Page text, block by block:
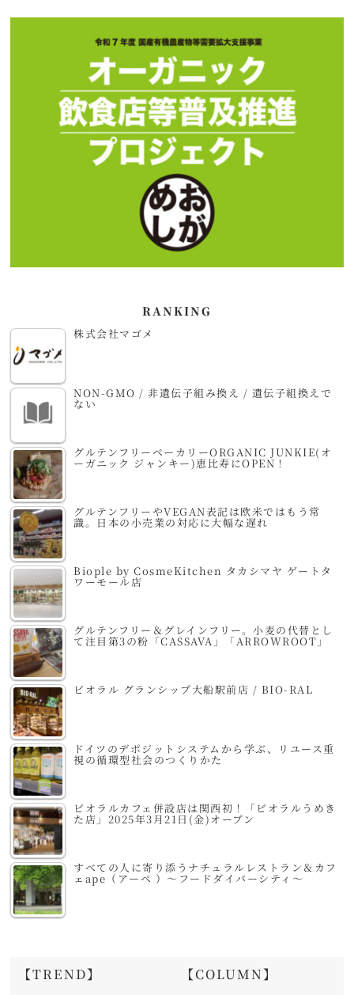
RANKING
株式会社マゴメ
NON-GMO / 非遺伝子組み換え / 遺伝子組換えで
ない
グルテンフリーベーカリーORGANIC JUNKIE(オ
ーガニック ジャンキー)恵比寿にOPEN！
グルテンフリーやVEGAN表記は欧米ではもう常
識。日本の小売業の対応に大幅な遅れ
Biople by CosmeKitchen タカシマヤ ゲートタ
ワーモール店
グルテンフリー＆グレインフリー。小麦の代替とし
て注目第3の粉「CASSAVA」「ARROWROOT」
ビオラル グランシップ大船駅前店 / BIO-RAL
ドイツのデポジットシステムから学ぶ、リユース重
視の循環型社会のつくりかた
ビオラルカフェ併設店は関西初！「ビオラルうめき
た店」2025年3月21日(金)オープン
すべての人に寄り添うナチュラルレストラン＆カフ
ェape（アーペ ）～フードダイバーシティ～
【TREND】 【COLUMN】